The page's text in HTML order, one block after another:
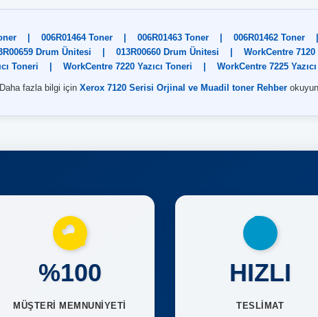
006R01464 Toner 006R01463 Toner 006R01462 Toner
Drum Ünitesi 013R00660 Drum Ünitesi WorkCentre 7120
Toneri
WorkCentre 7220 Yazıcı Toneri WorkCentre 7225
Daha fazla bilgi için Xerox 7120 Serisi Orjinal ve Muadil toner Rehber
%100
MÜŞTERİ MEMNUNİYETİ
HIZLI
TESLİMAT